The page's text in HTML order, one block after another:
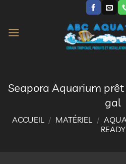
contenu
Seapora Aquarium
gal
ACCUEIL / MATÉRIEL /
READY